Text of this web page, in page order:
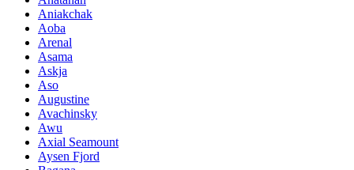
Aniakchak
Aoba
Arenal
Asama
Askja
Aso
Augustine
Avachinsky
Awu
Axial Seamount
Aysen Fjord